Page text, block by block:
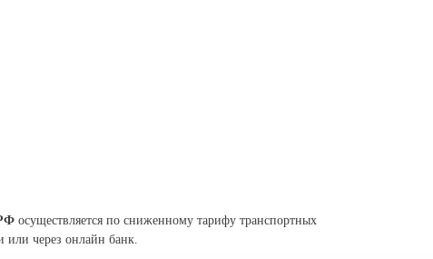
осуществляется по сниженному тарифу транспортных
или через онлайн банк.